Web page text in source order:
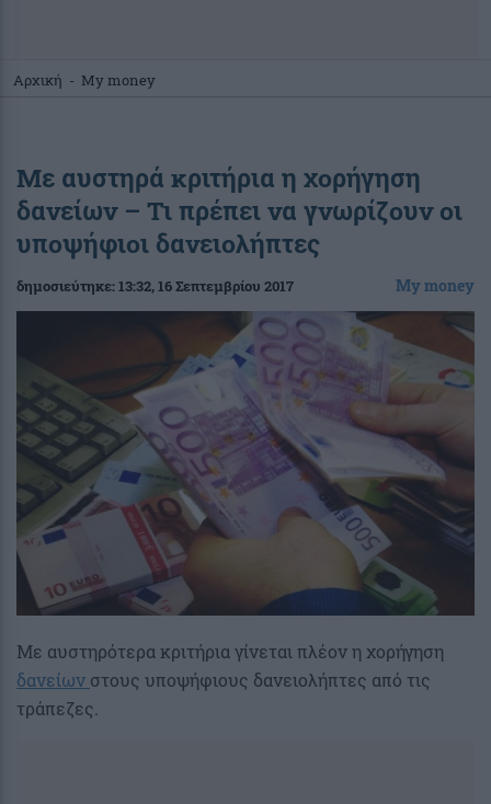
Αρχική - My money
Με αυστηρά κριτήρια η χορήγηση
δανείων – Τι πρέπει να γνωρίζουν οι
υποψήφιοι δανειολήπτες
δημοσιεύτηκε:13:32, 16 Σεπτεμβρίου 2017 My money
Με αυστηρότερα κριτήρια γίνεται πλέον η χορήγηση
δανείων στους υποψήφιους δανειολήπτες από τις
τράπεζες.